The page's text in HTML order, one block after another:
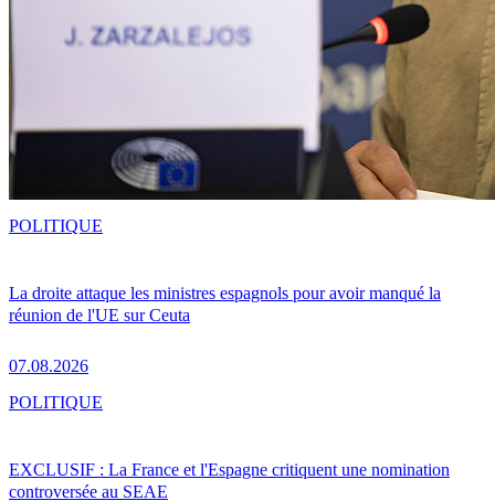
La droite attaque les ministres espagnols pour avoir manqué la
réunion de l'UE sur Ceuta
07.08.2026
POLITIQUE
EXCLUSIF : La France et l'Espagne critiquent une nomination
controversée au SEAE
POLITIQUE